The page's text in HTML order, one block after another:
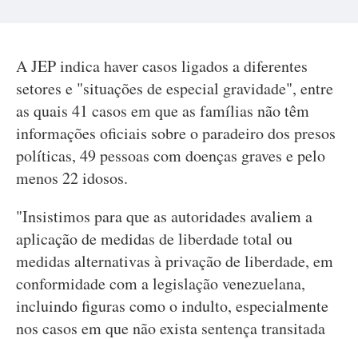
A JEP indica haver casos ligados a diferentes
setores e "situações de especial gravidade", entre
as quais 41 casos em que as famílias não têm
informações oficiais sobre o paradeiro dos presos
políticas, 49 pessoas com doenças graves e pelo
menos 22 idosos.
"Insistimos para que as autoridades avaliem a
aplicação de medidas de liberdade total ou
medidas alternativas à privação de liberdade, em
conformidade com a legislação venezuelana,
incluindo figuras como o indulto, especialmente
nos casos em que não exista sentença transitada